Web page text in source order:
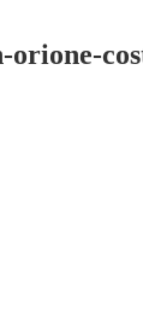
orione-